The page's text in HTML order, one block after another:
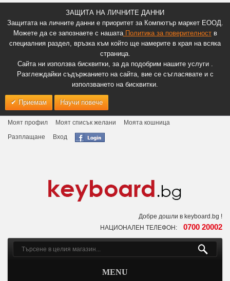
ЗАЩИТА НА ЛИЧНИТЕ ДАННИ
Защитата на личните данни е приоритет за Компютър маркет ЕООД.
Можете да се запознаете с нашатаПолитика за поверителноств
специалния раздел, връзка към който ще намерите в края на всяка
страница.
Сайта ни използва бисквитки, за да подобрим нашите услуги .
Разглеждайки съдържанието на сайта, вие се съгласявате и с
използването на бисквитки.
Приемам Научи повече
Моят профил Моят списък желани
Моята кошница
Разплащане
Вход
Добре дошли в keyboard.bg !
НАЦИОНАЛЕН ТЕЛЕФОН: 0700 20002
MENU